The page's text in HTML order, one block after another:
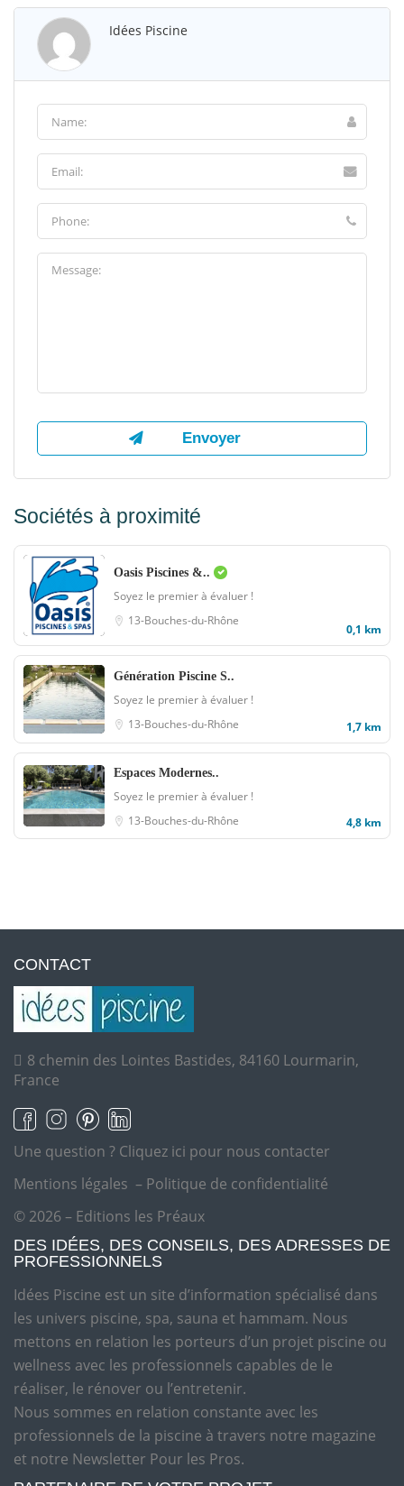
Idées Piscine
Sociétés à proximité
Oasis Piscines &..
Soyez le premier à évaluer !
13-Bouches-du-Rhône
0,1 km
Génération Piscine S..
Soyez le premier à évaluer !
13-Bouches-du-Rhône
1,7 km
Espaces Modernes..
Soyez le premier à évaluer !
13-Bouches-du-Rhône
4,8 km
CONTACT
8 chemin des Lointes Bastides, 84160 Lourmarin,
France
Une question ? Cliquez ici pour nous contacter
Mentions légales – Politique de confidentialité
© 2026 – Editions les Préaux
DES IDÉES, DES CONSEILS, DES ADRESSES DE
PROFESSIONNELS
Idées Piscine est un site d’information spécialisé dans
les univers piscine, spa, sauna et hammam. Nous
mettons en relation les porteurs d’un projet piscine ou
wellness avec les professionnels capables de le
réaliser, le rénover ou l’entretenir.
Nous sommes en relation constante avec les
professionnels de la piscine à travers notre magazine
et notre Newsletter Pour les Pros.